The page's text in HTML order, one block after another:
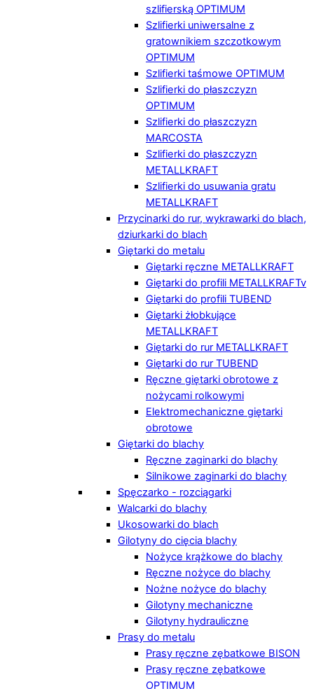
szlifierską OPTIMUM
Szlifierki uniwersalne z
gratownikiem szczotkowym
OPTIMUM
Szlifierki taśmowe OPTIMUM
Szlifierki do płaszczyzn
OPTIMUM
Szlifierki do płaszczyzn
MARCOSTA
Szlifierki do płaszczyzn
METALLKRAFT
Szlifierki do usuwania gratu
METALLKRAFT
Przycinarki do rur, wykrawarki do blach,
dziurkarki do blach
Giętarki do metalu
Giętarki ręczne METALLKRAFT
Giętarki do profili METALLKRAFTv
Giętarki do profili TUBEND
Giętarki żłobkujące
METALLKRAFT
Giętarki do rur METALLKRAFT
Giętarki do rur TUBEND
Ręczne giętarki obrotowe z
nożycami rolkowymi
Elektromechaniczne giętarki
obrotowe
Giętarki do blachy
Ręczne zaginarki do blachy
Silnikowe zaginarki do blachy
Spęczarko - rozciągarki
Walcarki do blachy
Ukosowarki do blach
Gilotyny do cięcia blachy
Nożyce krążkowe do blachy
Ręczne nożyce do blachy
Nożne nożyce do blachy
Gilotyny mechaniczne
Gilotyny hydrauliczne
Prasy do metalu
Prasy ręczne zębatkowe BISON
Prasy ręczne zębatkowe
OPTIMUM